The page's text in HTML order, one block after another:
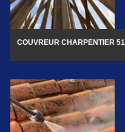
COUVREUR CHARPENTIER 51